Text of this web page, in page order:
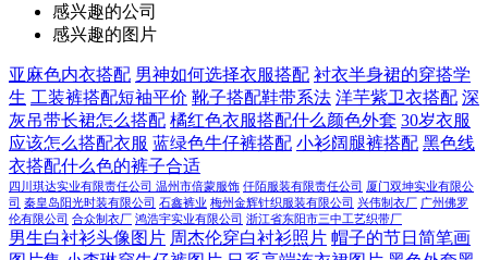
感兴趣的公司
感兴趣的图片
亚麻色内衣搭配 男神如何选择衣服搭配 衬衣半身裙的穿搭学
生 工装裤搭配短袖平价 靴子搭配鞋带系法 洋芋紫卫衣搭配 深
灰吊带长裙怎么搭配 橘红色衣服搭配什么颜色外套 30岁衣服
应该怎么搭配衣服 蓝绿色牛仔裤搭配 小衫阔腿裤搭配 黑色线
衣搭配什么色的裤子合适
四川琪达实业有限责任公司 温州市倍蒙服饰 仟陌服装有限责任公司 厦门双坤实业有限公
司 秦皇岛阳光时装有限公司 石鑫裤业 梅州金辉针织服装有限公司 兴伟制衣厂 广州佛罗
伦有限公司 合众制衣厂 鸿浩宇实业有限公司 浙江省东阳市三中工艺织带厂
男生白衬衫头像图片 周杰伦穿白衬衫照片 帽子的节日简笔画